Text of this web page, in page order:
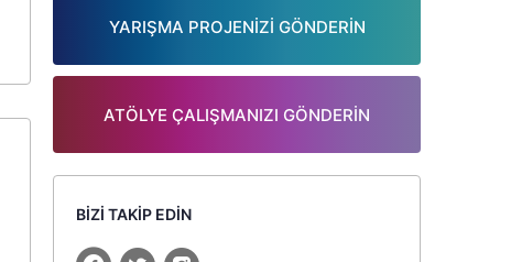
YARIŞMA PROJENİZİ GÖNDERİN
ATÖLYE ÇALIŞMANIZI GÖNDERİN
BİZİ TAKİP EDİN